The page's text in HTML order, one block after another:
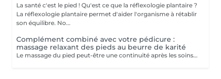
La santé c'est le pied ! Qu'est ce que la réflexologie plantaire ?
La réflexologie plantaire permet d'aider l'organisme à rétablir
son équilibre. No...
Complément combiné avec votre pédicure :
massage relaxant des pieds au beurre de karité
Le massage du pied peut-être une continuité après les soins de pédicure: - Apporte une détente - Evacue tout stress - Stimule la circulation sanguine